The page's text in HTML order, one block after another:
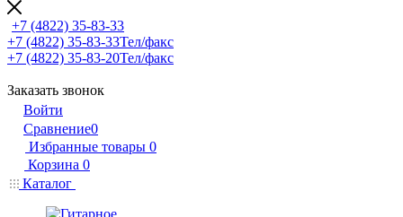
+7 (4822) 35-83-33
+7 (4822) 35-83-33Тел/факс
+7 (4822) 35-83-20Тел/факс
Заказать звонок
Войти
Сравнение0
Избранные товары 0
Корзина 0
Каталог